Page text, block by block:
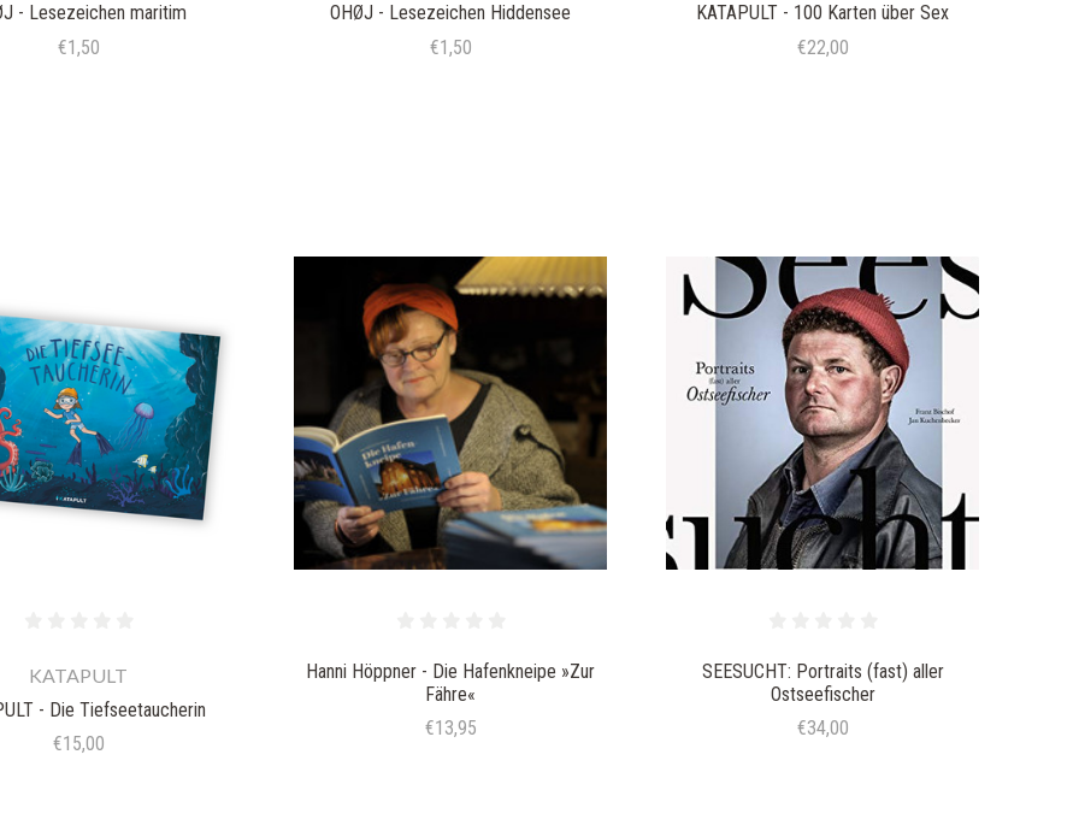
- Lesezeichen maritim
€1,50
OHØJ - Lesezeichen Hiddensee
€1,50
KATAPULT - 100 Karten über Sex
€22,00
KATAPULT
- Die Tiefseetaucherin
€15,00
Hanni Höppner - Die Hafenkneipe »Zur
Fähre«
€13,95
SEESUCHT: Portraits (fast) aller
Ostseefischer
€34,00